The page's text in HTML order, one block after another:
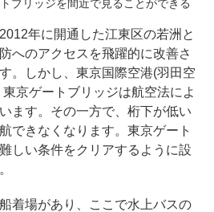
ブリッジを間近で見ることができる
年に開通した江東区の若洲と
へのアクセスを飛躍的に改善さ
。しかし、東京国際空港(羽田空
京ゲートブリッジは航空法によ
ます。その一方で、桁下が低い
できなくなります。東京ゲート
しい条件をクリアするように設
着場があり、ここで水上バスの